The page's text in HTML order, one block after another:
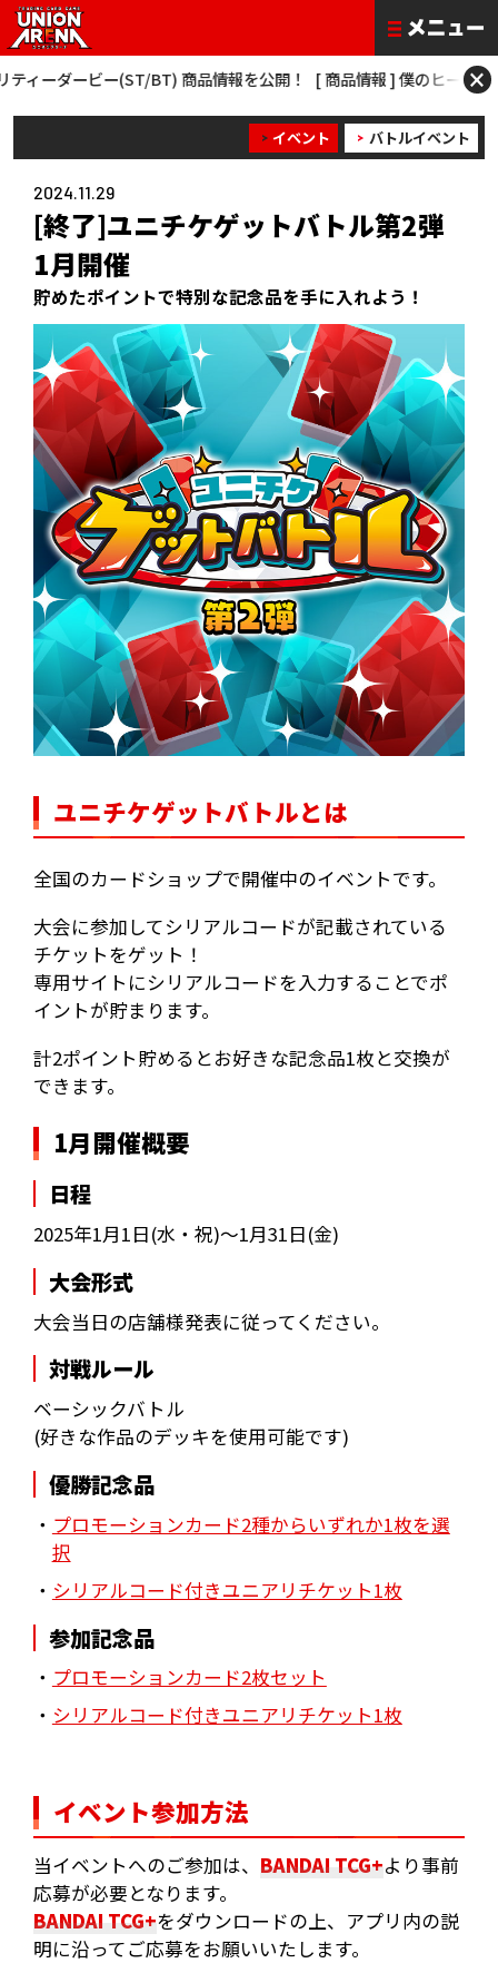
BT) 商品情報を公開！ [ 商品情報 ] 僕のヒーローアカデミア NEW
×
イベント バトルイベント
2024.11.29
[終了]ユニチケゲットバトル第2弾
1月開催
貯めたポイントで特別な記念品を手に入れよう！
ユニチケゲットバトルとは
全国のカードショップで開催中のイベントです。
大会に参加してシリアルコードが記載されている
チケットをゲット！
専用サイトにシリアルコードを入力することでポ
イントが貯まります。
計2ポイント貯めるとお好きな記念品1枚と交換が
できます。
1月開催概要
日程
2025年1月1日(水・祝)～1月31日(金)
大会形式
大会当日の店舗様発表に従ってください。
対戦ルール
ベーシックバトル
(好きな作品のデッキを使用可能です)
優勝記念品
・ プロモーションカード2種からいずれか1枚を選
択
・ シリアルコード付きユニアリチケット1枚
参加記念品
・ プロモーションカード2枚セット
・ シリアルコード付きユニアリチケット1枚
イベント参加方法
当イベントへのご参加は、 BANDAI TCG+より事前
応募が必要となります。
BANDAI TCG+をダウンロードの上、アプリ内の説
明に沿ってご応募をお願いいたします。